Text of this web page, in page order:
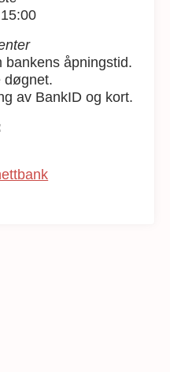
bankens åpningstid.
døgnet.
av BankID og kort.